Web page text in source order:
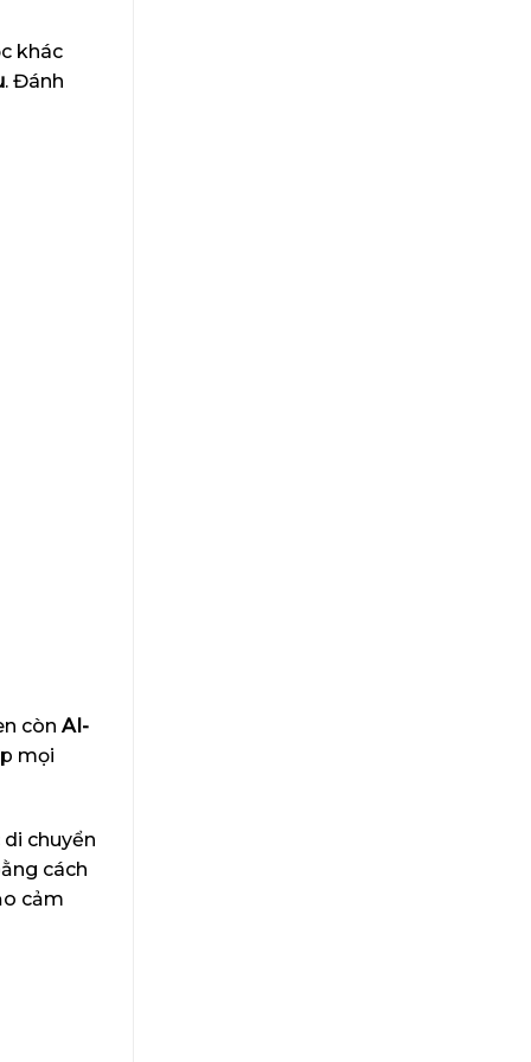
khác
. Đánh
còn AI-
mọi
chuyển
cách
cảm